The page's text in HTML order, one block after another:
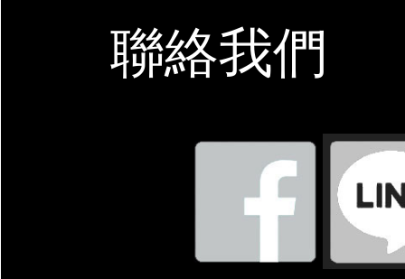
聯絡我們